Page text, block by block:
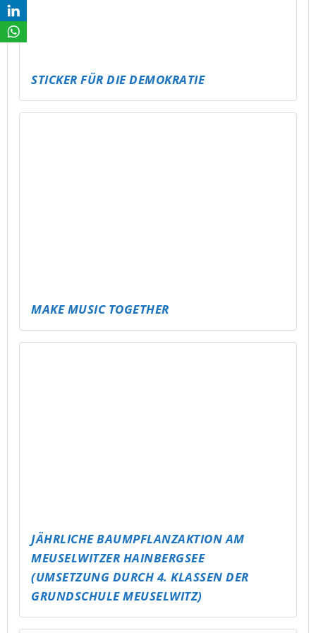
JÄHRLICHE BAUMPFLANZAKTION AM
MEUSELWITZER HAINBERGSEE
TU, WAS DU NICHT LÄSERN WILLST